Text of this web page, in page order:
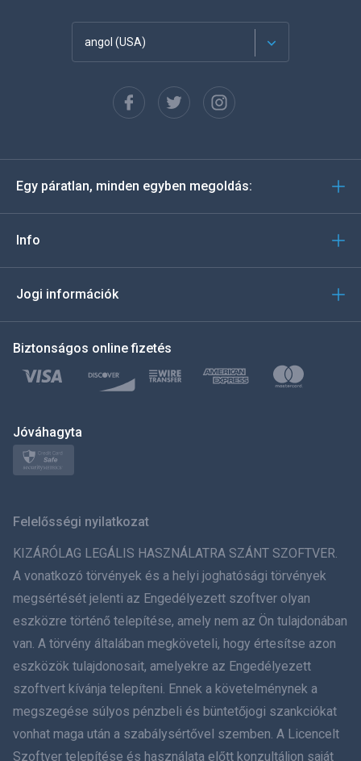
angol (USA)
Español
Deutsch
Türkçe
Polski
ภาษาไทย
简体中文
Dansk
हिंदी
עברית
Egy páratlan, minden egyben megoldás:
Info
Jogi információk
Biztonságos online fizetés
Jóváhagyta
Felelősségi nyilatkozat
KIZÁRÓLAG LEGÁLIS HASZNÁLATRA SZÁNT SZOFTVER.
A vonatkozó törvények és a helyi joghatósági törvények
megsértését jelenti az Engedélyezett szoftver olyan
eszközre történő telepítése, amely nem az Ön tulajdonában
van. A törvény általában megköveteli, hogy értesítse azon
eszközök tulajdonosait, amelyekre az Engedélyezett
szoftvert kívánja telepíteni. Ennek a követelménynek a
megszegése súlyos pénzbeli és büntetőjogi szankciókat
vonhat maga után a szabálysértővel szemben. A Licencelt
Szoftver telepítése és használata előtt konzultáljon saját